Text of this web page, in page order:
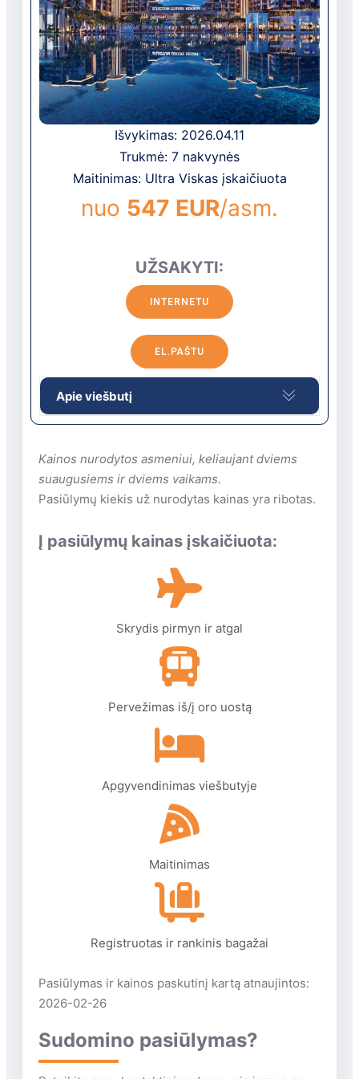
vienišiems keliautojams, jis siūlo svetingą
atmosferą su unikaliomis dizaino
detalėmis, kurios pagerina jūsų viešnagę.
Patirkite nepamirštamus momentus šiame
žavingame kurorte.
Viešbutis įsikūręs 3 km nuo Beleko centro
ir 45 km nuo Antalijos. Antalijos oro uostas
yra už 35 km nuo viešbučio.
Išvykimas: 2026.04.11
Trukmė: 7 nakvynės
Maitinimas: Ultra Viskas įskaičiuota
nuo 547 EUR/asm.
UŽSAKYTI:
INTERNETU
EL.PAŠTU
Apie viešbutį
įspūdinga Viduržemio regiono augmenija ir
išskirtinė architektūra, kuri kuria ypatingą
atostogų atmosferą. Šis prabangus
numeriuose su sūkurinėmis voniomis ir
dėmesingas personalas pasirūpins
kiekviena poilsiautojų detale, o aktyvaus
teniso kortų, futbolo aikšte, SPA centru bei
vandens kalneliais. Puikus pasirinkimas
tiek poroms, tiek šeimoms.
Viešbutis įsikūręs 7 km nuo Beleko centro
ir 35 km nuo Antalijos. Tarptautinis
Antalijos oro uostas yra 27 km nuo
Kainos nurodytos asmeniui, keliaujant dviems
suaugusiems ir dviems vaikams.
Pasiūlymų kiekis už nurodytas kainas yra ribotas.
Į pasiūlymų kainas įskaičiuota:
Skrydis pirmyn ir atgal
Pervežimas iš/į oro uostą
Apgyvendinimas viešbutyje
Maitinimas
Registruotas ir rankinis bagažai
Pasiūlymas ir kainos paskutinį kartą atnaujintos:
2026-02-26
Sudomino pasiūlymas?